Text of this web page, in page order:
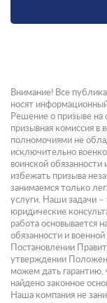
Внимание! Все
носят
Решение о призыве на
призывная комиссия в
полномочиями не
исключительно
воинской
избежать призыва
занимаемся только
услуги. Наши задачи –
юридические
работа основывается
обязанности и
Постановлении
утверждении
можем дать гарантию,
найдено законное
Наша компания не